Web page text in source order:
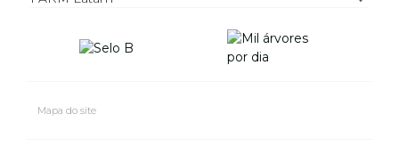
Mapa do site